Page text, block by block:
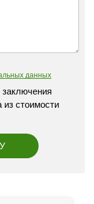
данных
из стоимости